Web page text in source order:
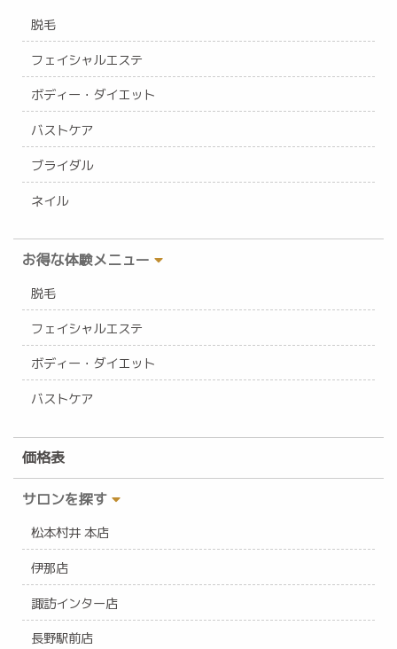
脱毛
フェイシャルエステ
ボディー・ダイエット
バストケア
ブライダル
ネイル
お得な体験メニュー
脱毛
フェイシャルエステ
ボディー・ダイエット
バストケア
価格表
サロンを探す
松本村井 本店
伊那店
諏訪インター店
長野駅前店